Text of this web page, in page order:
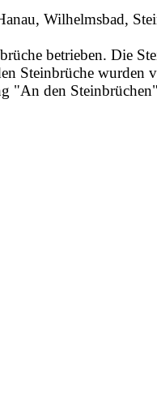
Wilhelmsbad,
betrieben. Die
Steinbrüche
"An den